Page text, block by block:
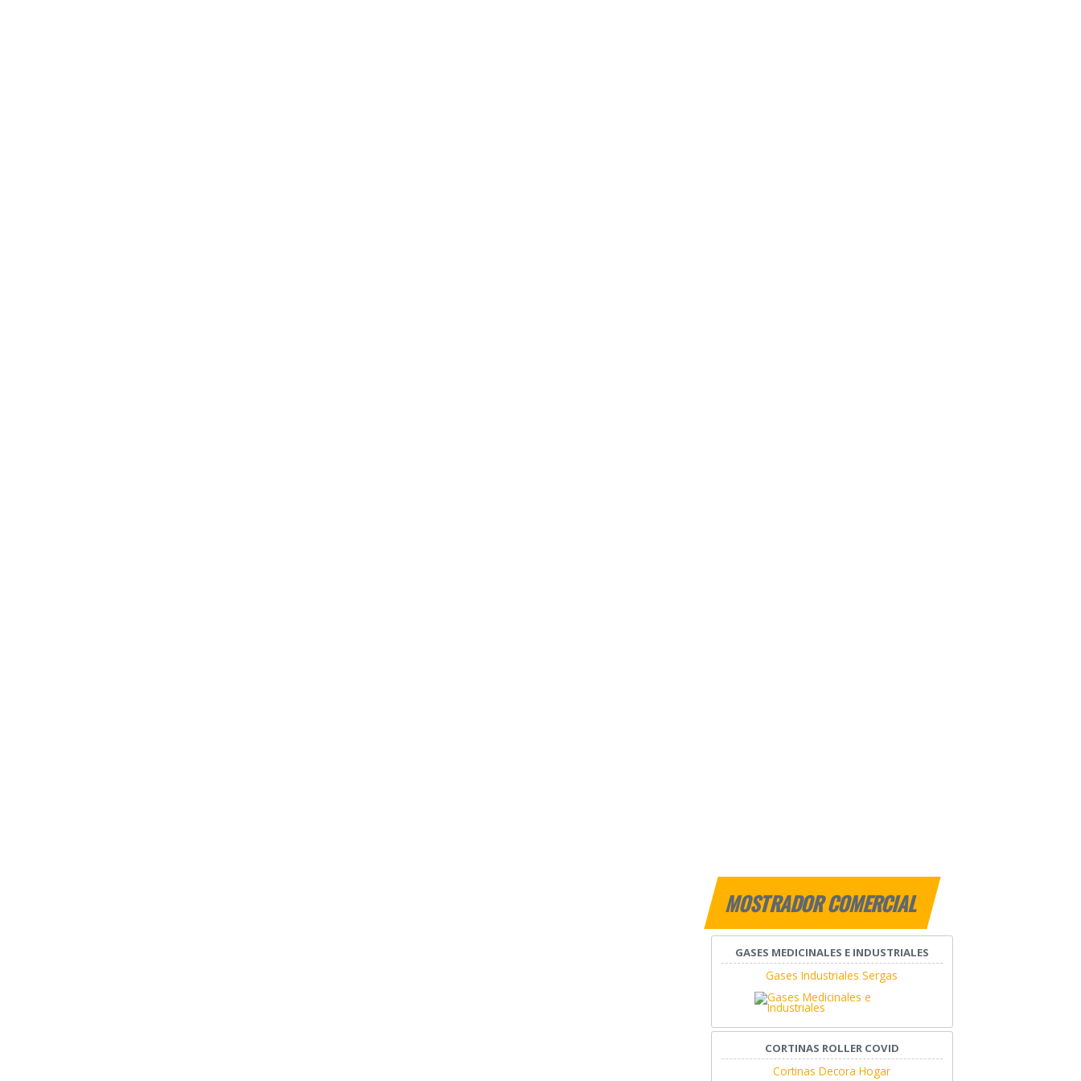
MOSTRADOR COMERCIAL
GASES MEDICINALES E INDUSTRIALES
Gases Industriales Sergas
CORTINAS ROLLER COVID
Cortinas Decora Hogar